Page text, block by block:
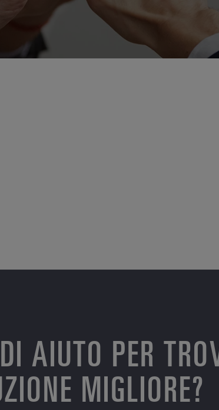
AIUTO PER
MIGLIORE?